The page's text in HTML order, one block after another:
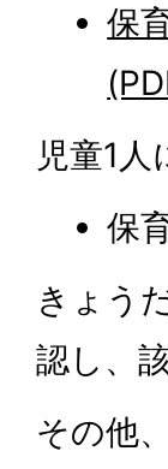
保
児童1人
保
きょう
認し、
その他